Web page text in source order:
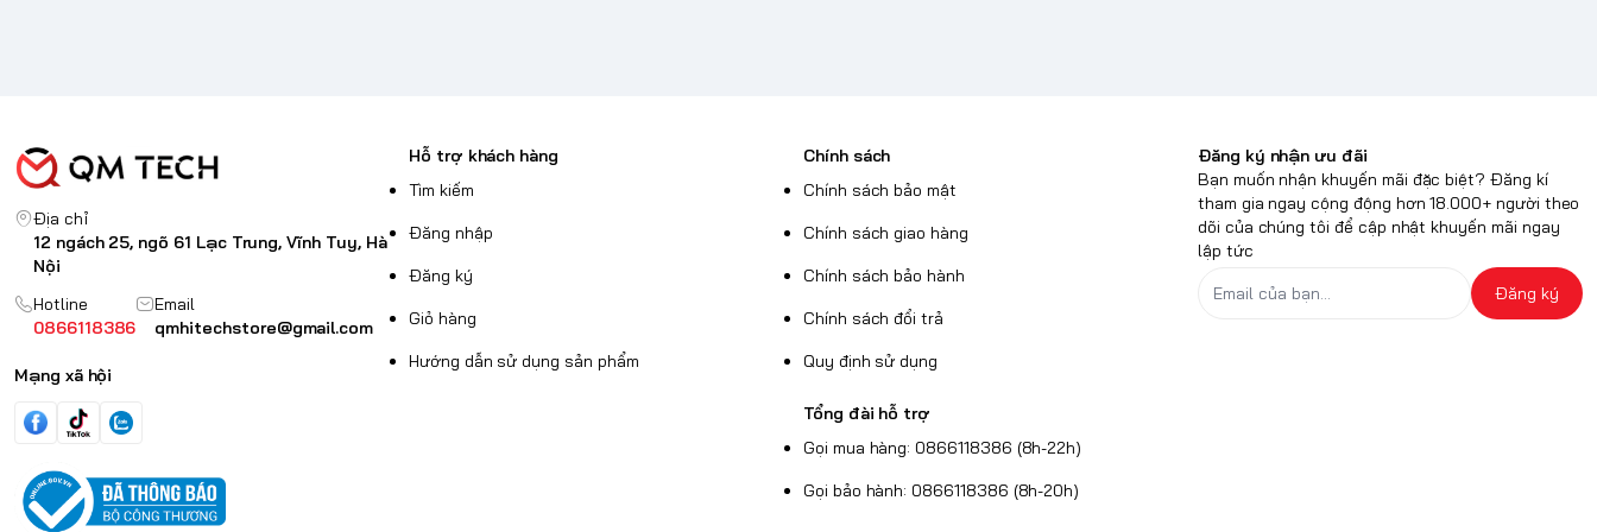
Địa chỉ
12 ngách 25, ngõ 61 Lạc Trung, Vĩnh Tuy, Hà
Nội
Hotline
0866118386
Email
qmhitechstore@gmail.com
Mạng xã hội
Hỗ trợ khách hàng
Tìm kiếm
Đăng nhập
Đăng ký
Giỏ hàng
Hướng dẫn sử dụng sản phẩm
Chính sách
Chính sách bảo mật
Chính sách giao hàng
Chính sách bảo hành
Chính sách đổi trả
Quy định sử dụng
Tổng đài hỗ trợ
Gọi mua hàng: 0866118386 (8h-22h)
Gọi bảo hành: 0866118386 (8h-20h)
Đăng ký nhận ưu đãi
Bạn muốn nhận khuyến mãi đặc biệt? Đăng kí
tham gia ngay cộng động hơn 18.000+ người theo
dõi của chúng tôi để cập nhật khuyến mãi ngay
lập tức
Đăng ký